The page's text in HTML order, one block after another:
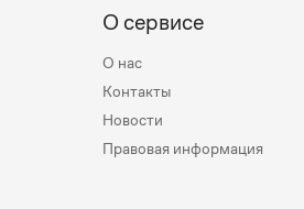
О сервисе
О нас
Контакты
Новости
Правовая информация